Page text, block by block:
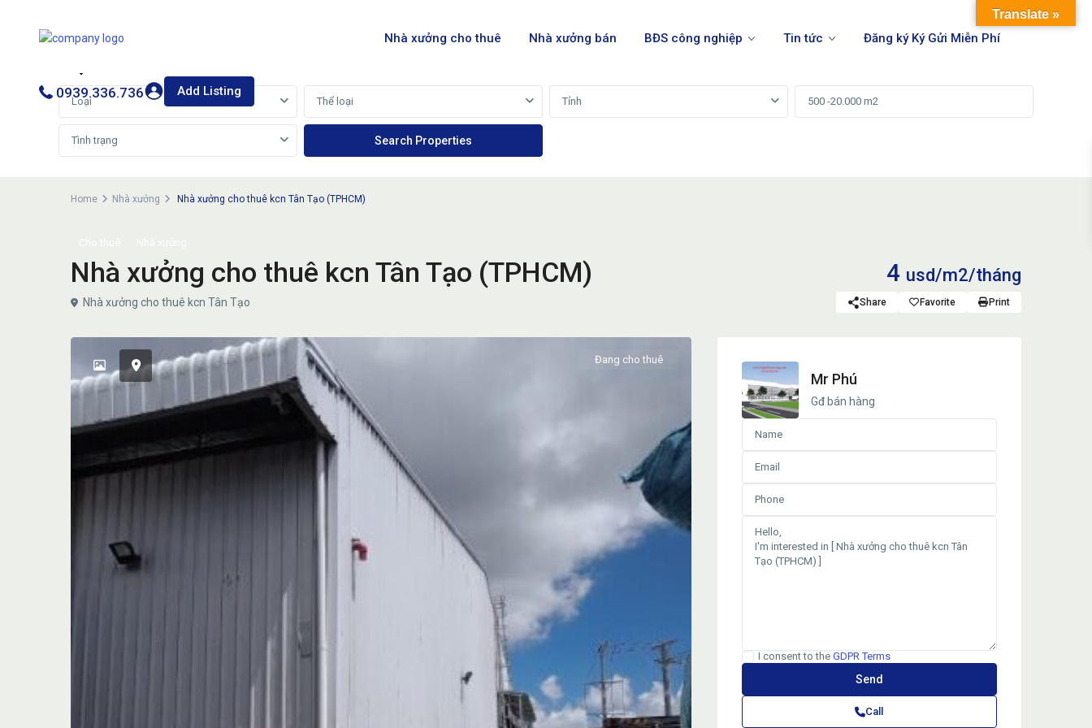
Nhà xưởng cho thuê Nhà xưởng bán BĐS công nghiệp Tin tức Đăng ký Ký Gửi Miễn Phí
0939.336.736 Add Listing
Loại Thể loại Tỉnh
Tình trạng
Home Nhà xưởng Nhà xưởng cho thuê kcn Tân Tạo (TPHCM)
Nhà xưởng cho thuê kcn Tân Tạo (TPHCM) 4 usd/m2/tháng
Nhà xưởng cho thuê kcn Tân Tạo Share Favorite Print
Đang cho thuê
Mr Phú
Gđ bán hàng
I consent to the GDPR Terms
Call
Translate »